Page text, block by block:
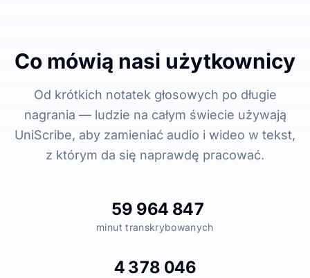
Co mówią nasi użytkownicy
Od krótkich notatek głosowych po długie
nagrania — ludzie na całym świecie używają
UniScribe, aby zamieniać audio i wideo w tekst,
z którym da się naprawdę pracować.
59 964 847
minut transkrybowanych
4 378 046